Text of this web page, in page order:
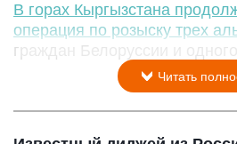
В горах Кыргызстана
операция по розыску трех
граждан Белоруссии и
Читать